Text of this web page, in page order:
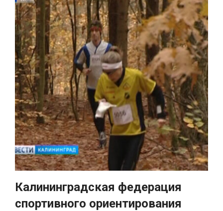
Калининградская федерация
спортивного ориентирования